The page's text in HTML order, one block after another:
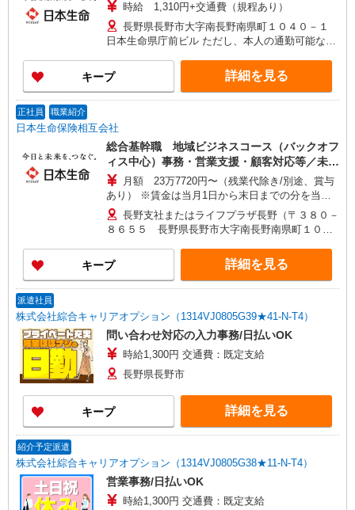
時給 1,310円+交通費（規程あり）
長野県長野市大字南長野南県町１０４０－１
日本生命県庁前ビル ただし、本人の通勤可能な範
キープ 詳細を見る
正社員 職業紹介
日本生命保険相互会社
総合基幹職 地域ビジネスコース（バックオフ
ィス中心）事務・営業支援・顧客対応等／未経
験可！月額 23万7720円〜（残業代除き/別途、賞与
あり） ※賃金は当月1日から末日までの分を当月
20日支払（時間外勤務手当等については当月1日か
ら末日までの分を翌月20日に支払） 想定年収
420万〜440万 ※時間外勤務手当(法定内20時間・
法定外0時間*想定)を含むモデル年収 *毎営業日
9:00〜18:00勤務する場合の残業時間のイメージ
※賞与は支給対象期間を通じて勤務した場合の想
後の昇給額は、昇格・職務成果等の状況に応じて
変動 ※将来的なステップアップにより、記載金額
以上の昇給も可能
長野支社またはライフプラザ長野（〒３８０－
８６５５ 長野県長野市大字南長野南県町１０４
用時の居住地から通勤可能な範囲内で、上記以外
の事業所に初期配属・異動となる可能性がありま
す。
キープ 詳細を見る
派遣社員
株式会社綜合キャリアオプション（1314VJ0805G39★41-N-T4）
問い合わせ対応の入力事務/日払いOK
時給1,300円 交通費：既定支給
長野県長野市
キープ 詳細を見る
紹介予定派遣
株式会社綜合キャリアオプション（1314VJ0805G38★11-N-T4）
営業事務/日払いOK
時給1,300円 交通費：既定支給